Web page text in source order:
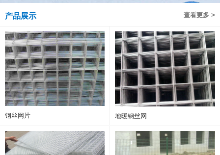
查看更多 >
产品展示
钢丝网片 地暖钢丝网